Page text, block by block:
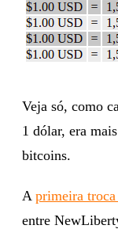
Veja só, como
1 dólar, era
bitcoins.
A primeira
entre